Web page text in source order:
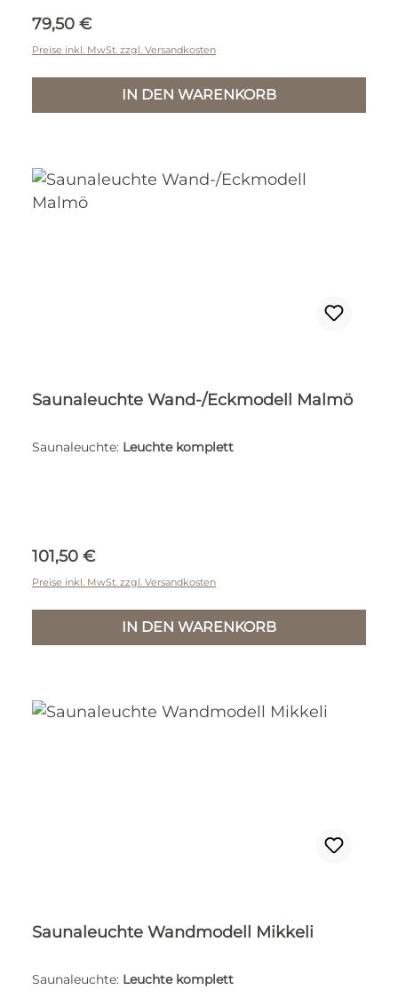
Regulärer Preis:
79,50 €
Preise inkl. MwSt. zzgl. Versandkosten
IN DEN WARENKORB
Saunaleuchte Wand-/Eckmodell Malmö
Saunaleuchte: Leuchte komplett
Regulärer Preis:
101,50 €
Preise inkl. MwSt. zzgl. Versandkosten
IN DEN WARENKORB
Saunaleuchte Wandmodell Mikkeli
Saunaleuchte: Leuchte komplett